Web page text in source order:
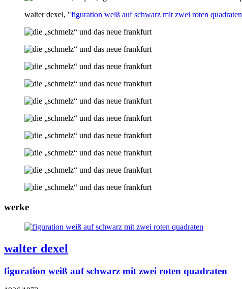
walter dexel, "figuration weiß auf schwarz mit zwei roten quadraten
werke
walter dexel
figuration weiß auf schwarz mit zwei roten quadraten